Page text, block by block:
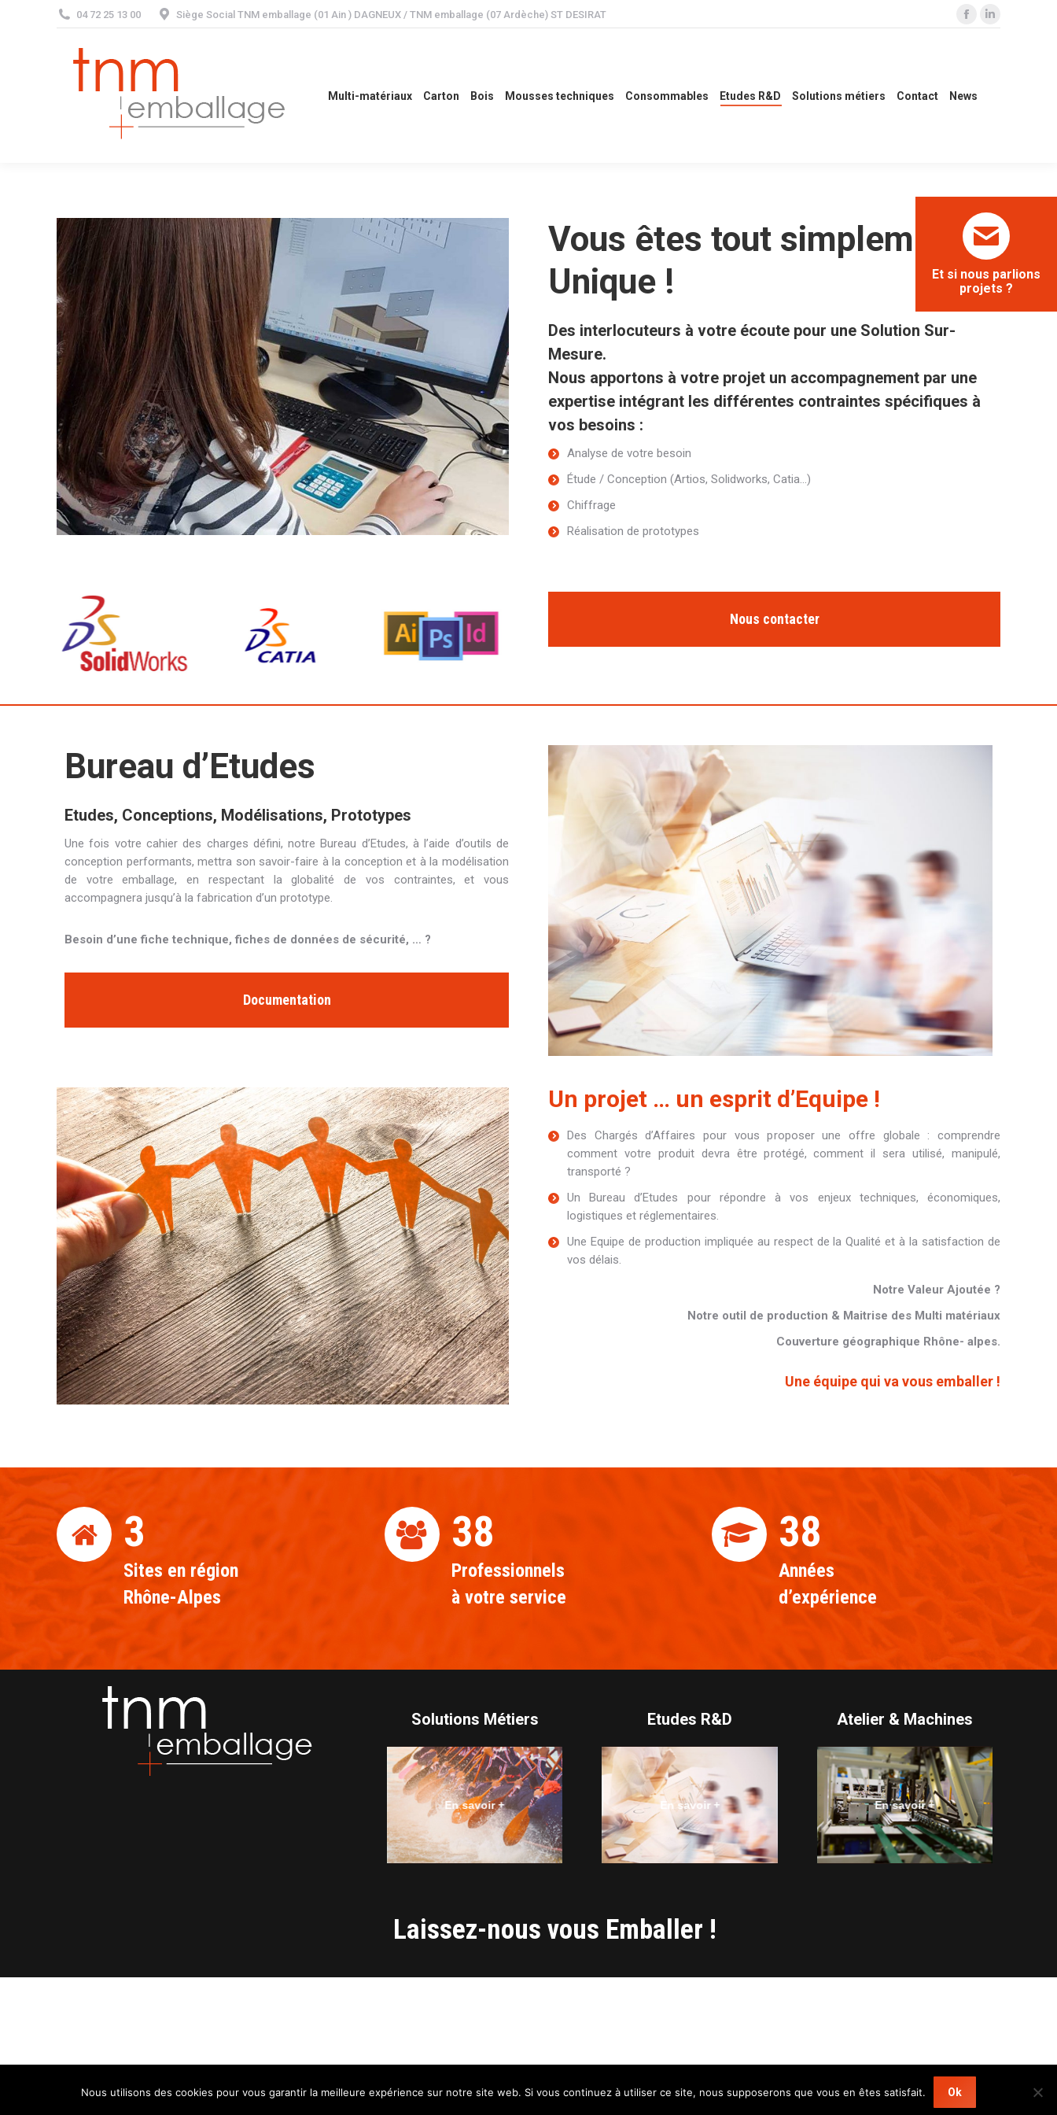
04 72 25 13 00 Siège Social TNM emballage (01 Ain ) DAGNEUX / TNM emballage (07 Ardèche) ST DESIRAT
La
Multi-matériaux Carton Bois Mousses techniques Consommables Etudes R&D Solutions métiers Contact News
Vous êtes tout simplement
Unique !
Des interlocuteurs à votre écoute pour une Solution Sur-
Mesure.
Nous apportons à votre projet un accompagnement par une
expertise intégrant les différentes contraintes spécifiques à
vos besoins :
Analyse de votre besoin
Étude / Conception (Artios, Solidworks, Catia…)
Chiffrage
Réalisation de prototypes
Nous contacter
Bureau d’Etudes
Etudes, Conceptions, Modélisations, Prototypes
Une fois votre cahier des charges défini, notre Bureau d’Etudes, à l’aide d’outils de
conception performants, mettra son savoir-faire à la conception et à la modélisation
de votre emballage, en respectant la globalité de vos contraintes, et vous
accompagnera jusqu’à la fabrication d’un prototype.
Besoin d’une fiche technique, fiches de données de sécurité, … ?
Documentation
Un projet … un esprit d’Equipe !
Des Chargés d’Affaires pour vous proposer une offre globale : comprendre
comment votre produit devra être protégé, comment il sera utilisé, manipulé,
transporté ?
Un Bureau d’Etudes pour répondre à vos enjeux techniques, économiques,
logistiques et réglementaires.
Une Equipe de production impliquée au respect de la Qualité et à la satisfaction de
vos délais.
Notre Valeur Ajoutée ?
Notre outil de production & Maitrise des Multi matériaux
Couverture géographique Rhône- alpes.
Une équipe qui va vous emballer !
3
Sites en région
Rhône-Alpes
40
Professionnels
à votre service
40
Années
d’expérience
Solutions Métiers
En savoir +
Etudes R&D
En savoir +
Atelier & Machines
En savoir +
Laissez-nous vous Emballer !
Et si nous parlions
projets ?
Qui sommes-nous Nos Références Mentions légales Documentation Plan du site
Nous utilisons des cookies pour vous garantir la meilleure expérience sur notre site web. Si vous continuez à utiliser ce site, nous supposerons que vous en êtes satisfait. Ok